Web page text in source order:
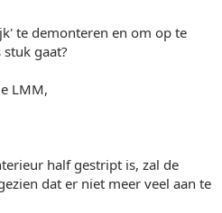
te demonteren en om op te
gaat?
LMM,
half gestript is, zal de
dat er niet meer veel aan te